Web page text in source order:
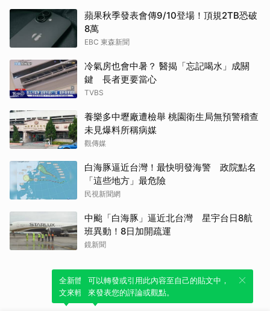
蘋果秋季發表會傳9/10登場！頂規2TB恐破
8萬
EBC 東森新聞
冷氣房也會中暑？ 醫揭「忘記喝水」成關
鍵 長者更要當心
TVBS
養樂多中壢廠遭檢舉 桃園衛生局無預警稽查
未見爆料所稱病媒
觀傳媒
白海豚逼近台灣！最快明發海警 政院點名
「這些地方」最危險
民視新聞網
中颱「白海豚」逼近北台灣 星宇台日8航
班異動！8日加開疏運
鏡新聞
全新體驗！一鍵引用此內容，透過發布貼
文來輕鬆表達個人立場。
可以轉發或引用此內容至自己的貼文中，
來發表您的評論或觀點。